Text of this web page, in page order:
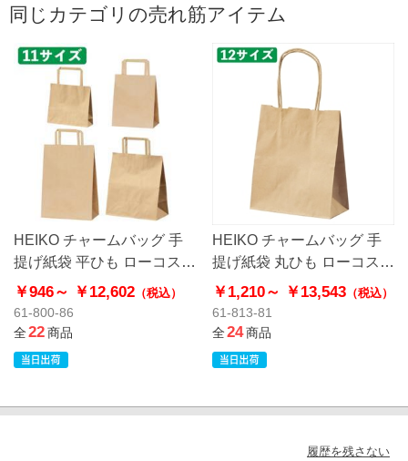
同じカテゴリの売れ筋アイテム
HEIKO チャームバッグ 手
提げ紙袋 平ひも ローコスト
タイプ 茶無地
￥946～ ￥12,602 （税込）
61-800-86
全22商品
HEIKO チャームバッグ 手
提げ紙袋 丸ひも ローコスト
タイプ 茶無地
￥1,210～ ￥13,543（税込）
61-813-81
全24商品
履歴を残さない